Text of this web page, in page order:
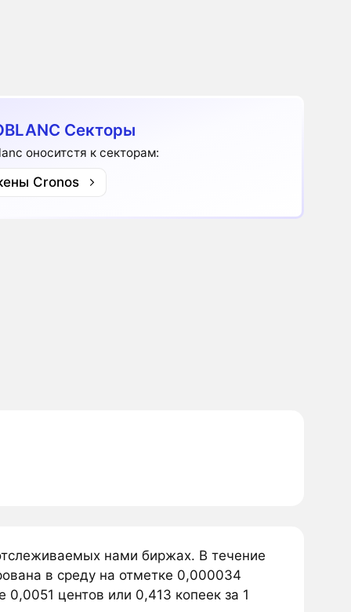
Секторы
оноситстя к секторам:
Cronos
нами биржах. В течение
в среду на отметке 0,000034
0,0051 центов или 0,413 копеек за 1